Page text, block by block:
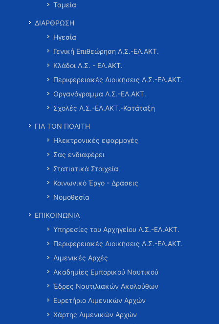
Ταμεία
ΔΙΑΡΘΡΩΣΗ
Ηγεσία
Γενική Επιθεώρηση Λ.Σ.-ΕΛ.ΑΚΤ.
Κλάδοι Λ.Σ. - ΕΛ.ΑΚΤ.
Περιφερειακές Διοικήσεις Λ.Σ.-ΕΛ.ΑΚΤ.
Οργανόγραμμα Λ.Σ.-ΕΛ.ΑΚΤ.
Σχολές Λ.Σ.-ΕΛ.ΑΚΤ.-Κατάταξη
ΓΙΑ ΤΟΝ ΠΟΛΙΤΗ
Ηλεκτρονικές εφαρμογές
Σας ενδιαφέρει
Στατιστικά Στοιχεία
Κοινωνικό Έργο - Δράσεις
Νομοθεσία
ΕΠΙΚΟΙΝΩΝΙΑ
Υπηρεσίες του Αρχηγείου Λ.Σ.-ΕΛ.ΑΚΤ.
Περιφερειακές Διοικήσεις Λ.Σ.-ΕΛ.ΑΚΤ.
Λιμενικές Αρχές
Ακαδημίες Εμπορικού Ναυτικού
Έδρες Ναυτιλιακών Ακολούθων
Ευρετήριο Λιμενικών Αρχών
Χάρτης Λιμενικών Αρχών